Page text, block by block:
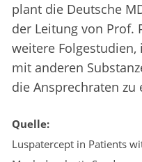
plant die Deutsche
der Leitung von Prof.
weitere
mit anderen
die Ansprechraten zu
Quelle:
Luspatercept in Patients